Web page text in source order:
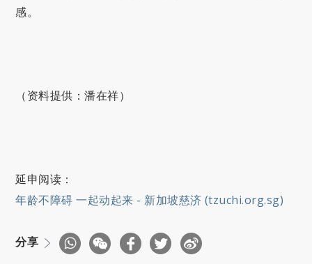
感。
（资料提供：潘在祥）
延申阅读：
年龄不障碍 一起动起来 - 新加坡慈济 (tzuchi.org.sg)
分享